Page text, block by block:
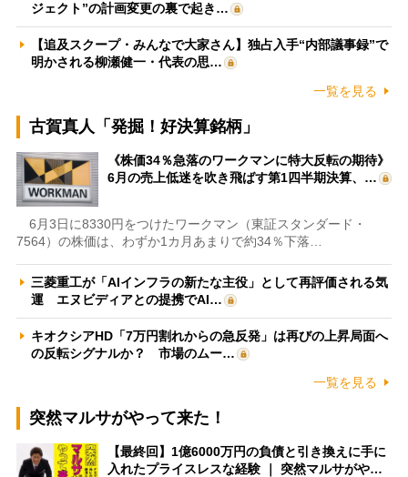
ジェクト”の計画変更の裏で起き…
【追及スクープ・みんなで大家さん】独占入手“内部議事録”で
明かされる柳瀬健一・代表の思…
一覧を見る
古賀真人「発掘！好決算銘柄」
《株価34％急落のワークマンに特大反転の期待》
6月の売上低迷を吹き飛ばす第1四半期決算、…
6月3日に8330円をつけたワークマン（東証スタンダード・
7564）の株価は、わずか1カ月あまりで約34％下落…
三菱重工が「AIインフラの新たな主役」として再評価される気
運 エヌビディアとの提携でAI…
キオクシアHD「7万円割れからの急反発」は再びの上昇局面へ
の反転シグナルか？ 市場のムー…
一覧を見る
突然マルサがやって来た！
【最終回】1億6000万円の負債と引き換えに手に
入れたプライスレスな経験 ｜ 突然マルサがや…